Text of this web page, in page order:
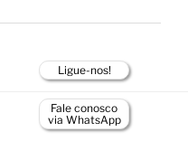
Fale conosco
via WhatsApp
Ligue-nos!